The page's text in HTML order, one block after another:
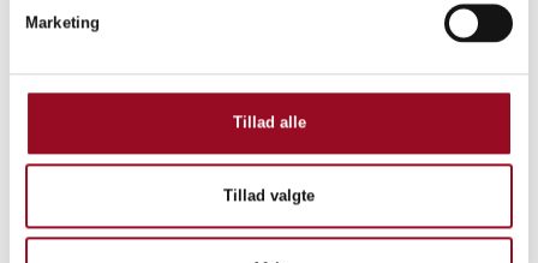
Marketing
Tillad alle
Tillad valgte